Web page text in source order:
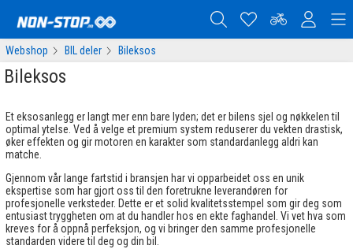
Webshop BIL deler Bileksos
Bileksos
Et eksosanlegg er langt mer enn bare lyden; det er bilens sjel og nøkkelen til
optimal ytelse. Ved å velge et premium system reduserer du vekten drastisk,
øker effekten og gir motoren en karakter som standardanlegg aldri kan
matche.
Gjennom vår lange fartstid i bransjen har vi opparbeidet oss en unik
ekspertise som har gjort oss til den foretrukne leverandøren for
profesjonelle verksteder. Dette er et solid kvalitetsstempel som gir deg som
entusiast tryggheten om at du handler hos en ekte faghandel. Vi vet hva som
kreves for å oppnå perfeksjon, og vi bringer den samme profesjonelle
standarden videre til deg og din bil.